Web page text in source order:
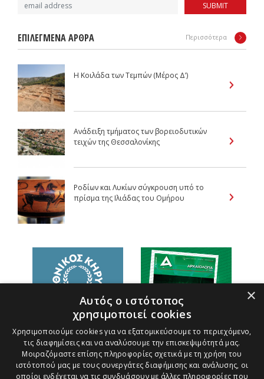
SUBMIT
ΕΠΙΛΕΓΜΕΝΑ ΑΡΘΡΑ Περισσότερα
Η Κοιλάδα των Τεμπών (Μέρος Δ’)
Ανάδειξη τμήματος των βορειοδυτικών
τειχών της Θεσσαλονίκης
Ροδίων και Λυκίων σύγκρουση υπό το
πρίσμα της Ιλιάδας του Ομήρου
×
Αυτός ο ιστότοπος
χρησιμοποιεί cookies
Χρησιμοποιούμε cookies για να εξατομικεύσουμε το περιεχόμενο,
τις διαφημίσεις και να αναλύσουμε την επισκεψιμότητά μας.
Μοιραζόμαστε επίσης πληροφορίες σχετικά με τη χρήση του
ιστότοπού μας με τους συνεργάτες διαφήμισης και ανάλυσης, οι
οποίοι ενδέχεται να τις συνδυάσουν με άλλες πληροφορίες που